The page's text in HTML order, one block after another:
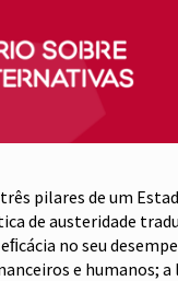
pilares de um
de austeridade
no seu
e humanos;